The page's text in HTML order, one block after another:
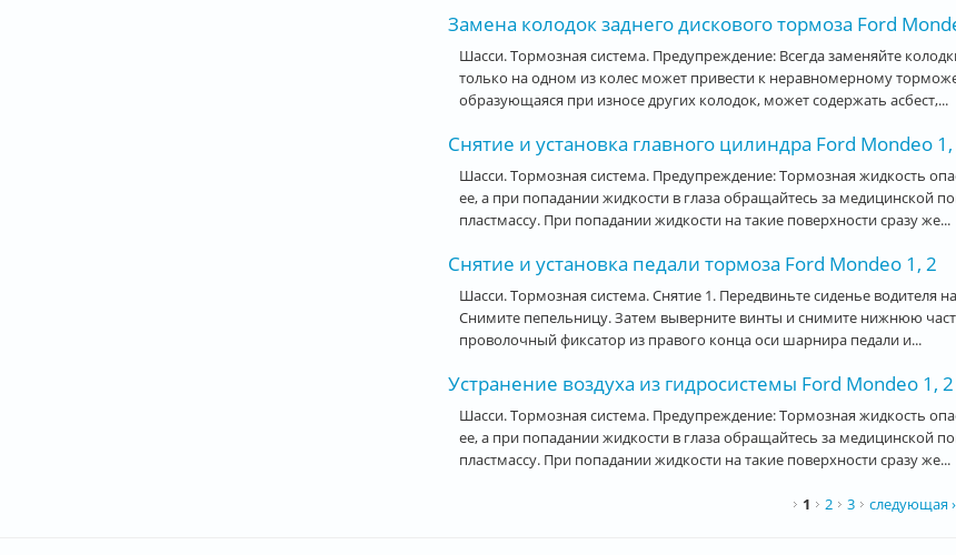
Замена колодок заднего дискового тормоза Ford
Шасси. Тормозная система. Предупреждение: Всегда заменяйте
только на одном из колес может привести к неравномерному
образующаяся при износе других колодок, может содержать асбест,...
Снятие и установка главного цилиндра Ford Mondeo 1,
Шасси. Тормозная система. Предупреждение: Тормозная жидкость
ее, а при попадании жидкости в глаза обращайтесь за медицинской
пластмассу. При попадании жидкости на такие поверхности сразу же...
Снятие и установка педали тормоза Ford Mondeo 1, 2
Шасси. Тормозная система. Снятие 1. Передвиньте сиденье водителя
Снимите пепельницу. Затем выверните винты и снимите нижнюю
проволочный фиксатор из правого конца оси шарнира педали и...
Устранение воздуха из гидросистемы Ford Mondeo 1, 2
Шасси. Тормозная система. Предупреждение: Тормозная жидкость
ее, а при попадании жидкости в глаза обращайтесь за медицинской
пластмассу. При попадании жидкости на такие поверхности сразу же...
1 2 3 следующая ›